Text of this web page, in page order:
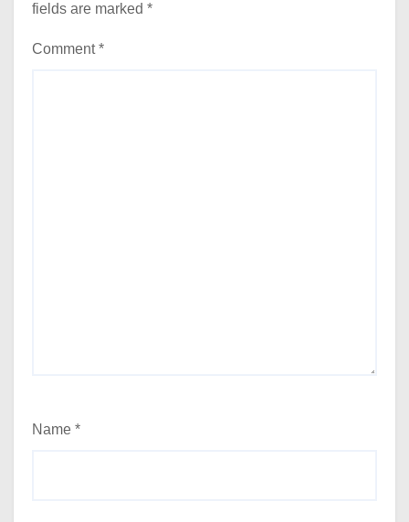
fields are marked *
Comment*
Name *